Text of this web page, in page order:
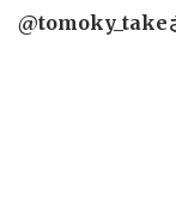
@tomoky_takeさ